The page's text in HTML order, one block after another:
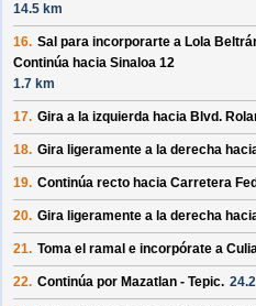
14.5 km
16. Sal para incorporarte a Lola
Continúa hacia Sinaloa 12
1.7 km
17. Gira a la izquierda hacia Blvd.
18. Gira ligeramente a la derecha
19. Continúa recto hacia Carretera
20. Gira ligeramente a la derecha
21. Toma el ramal e incorpórate a
22. Continúa por Mazatlan - Tepic.